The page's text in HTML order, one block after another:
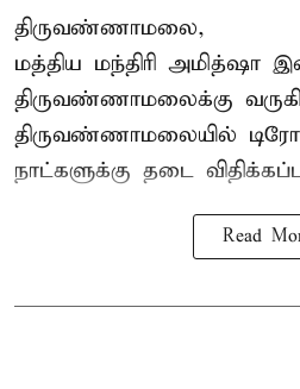
திருவண்ணாமலை,
மத்திய மந்திரி அமித்ஷா
திருவண்ணாமலைக்கு
திருவண்ணாமலையில்
நாட்களுக்கு தடை
Read